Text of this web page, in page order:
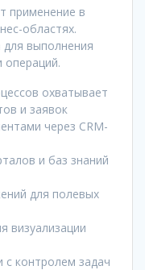
применение в
областях.
для выполнения
операций.
охватывает
и заявок
через CRM-
и баз знаний
для полевых
визуализации
с контролем задач